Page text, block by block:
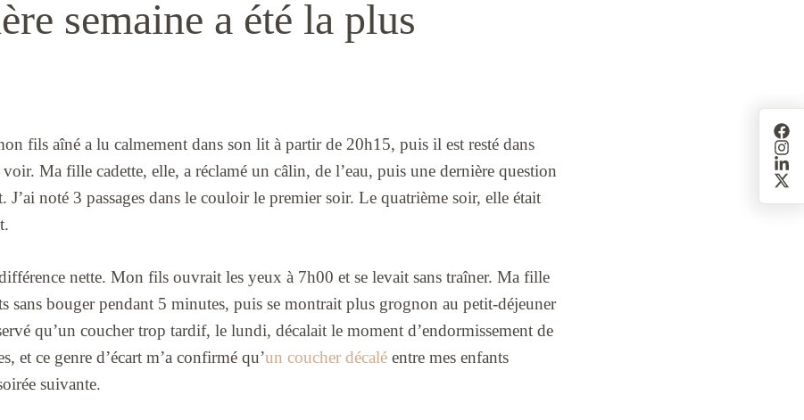
semaine a été la plus
fils aîné a lu calmement dans son lit à partir de 20h15, puis il est resté dans
Ma fille cadette, elle, a réclamé un câlin, de l’eau, puis une dernière question
J’ai noté 3 passages dans le couloir le premier soir. Le quatrième soir, elle était
nette. Mon fils ouvrait les yeux à 7h00 et se levait sans traîner. Ma fille
sans bouger pendant 5 minutes, puis se montrait plus grognon au petit-déjeuner
qu’un coucher trop tardif, le lundi, décalait le moment d’endormissement de
et ce genre d’écart m’a confirmé qu’un coucher décalé entre mes enfants
suivante.